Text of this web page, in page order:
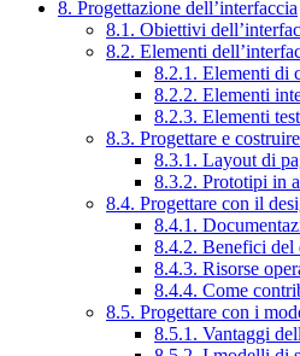
8. Progettazione dell’interfaccia
8.1. Obiettivi
8.2. Elementi
8.2.1. Elementi di
8.2.2. Elementi
8.2.3. Elementi
8.3. Progettare e
8.3.1. Layout di
8.3.2. Prototipi in
8.4. Progettare con il
8.4.1.
8.4.2. Benefici del
8.4.3. Risorse
8.4.4. Come
8.5. Progettare con i
8.5.1. Vantaggi